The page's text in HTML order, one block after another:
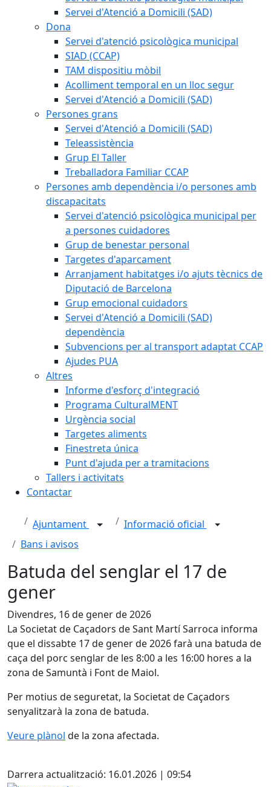
Servei d'Atenció a Domicili (SAD)
Dona
Servei d'atenció psicològica municipal
SIAD (CCAP)
TAM dispositiu mòbil
Acolliment temporal en un lloc segur
Servei d'Atenció a Domicili (SAD)
Persones grans
Servei d'Atenció a Domicili (SAD)
Teleassistència
Grup El Taller
Treballadora Familiar CCAP
Persones amb dependència i/o persones amb
discapacitats
Servei d'atenció psicològica municipal per
a persones cuidadores
Grup de benestar personal
Targetes d'aparcament
Arranjament habitatges i/o ajuts tècnics de
Diputació de Barcelona
Grup emocional cuidadors
Servei d'Atenció a Domicili (SAD)
dependència
Subvencions per al transport adaptat CCAP
Ajudes PUA
Altres
Informe d'esforç d'integració
Programa CulturalMENT
Urgència social
Targetes aliments
Finestreta única
Punt d'ajuda per a tramitacions
Tallers i activitats
Contactar
Ajuntament
Informació oficial
Bans i avisos
Batuda del senglar el 17 de
gener
Divendres, 16 de gener de 2026
La Societat de Caçadors de Sant Martí Sarroca informa
que el dissabte 17 de gener de 2026 farà una batuda de
caça del porc senglar de les 8:00 a les 16:00 hores a la
zona de Samuntà i Font de Maiol.
Per motius de seguretat, la Societat de Caçadors
senyalitzarà la zona de batuda.
Veure plànol de la zona afectada.
Darrera actualització: 16.01.2026 | 09:54